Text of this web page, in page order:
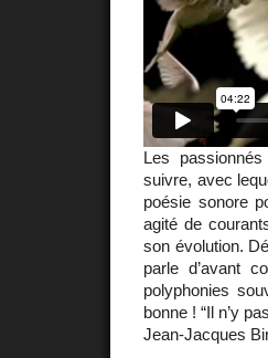
Les
suivre, avec
poésie sonore
agité de
son évolution.
parle d’avant
polyphonies
bonne ! “Il n’y
Jean-Jacques